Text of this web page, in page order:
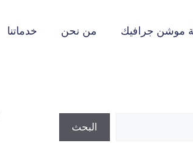
موشن جرافيك من نحن خدماتنا
البحث